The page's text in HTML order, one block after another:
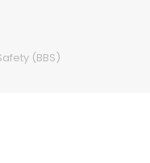
(BBS)